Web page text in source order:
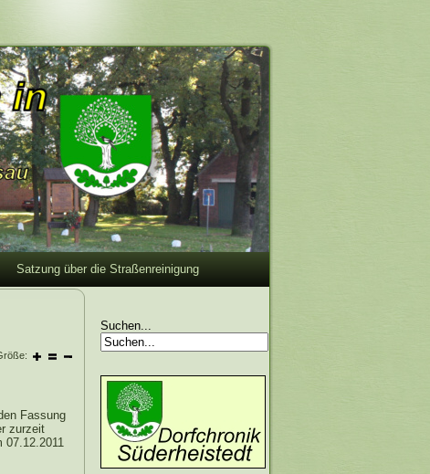
Satzung über die Straßenreinigung
Fassung
zurzeit
07.12.2011
Suchen...